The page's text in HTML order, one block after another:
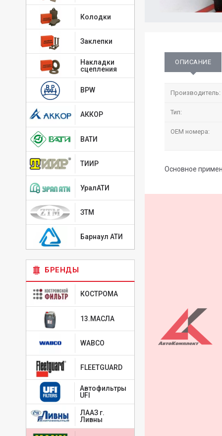
Колодки
Заклепки
Накладки
сцепления
BPW
АККОР
ВАТИ
ТИИР
УралАТИ
ЗТМ
Барнаул АТИ
БРЕНДЫ
КОСТРОМА
13.МАСЛА
WABCO
FLEETGUARD
Автофильтры
UFI
ЛААЗ г.
Ливны
ОПИСАНИЕ
Производитель:
Тип:
OEM номера:
Основное